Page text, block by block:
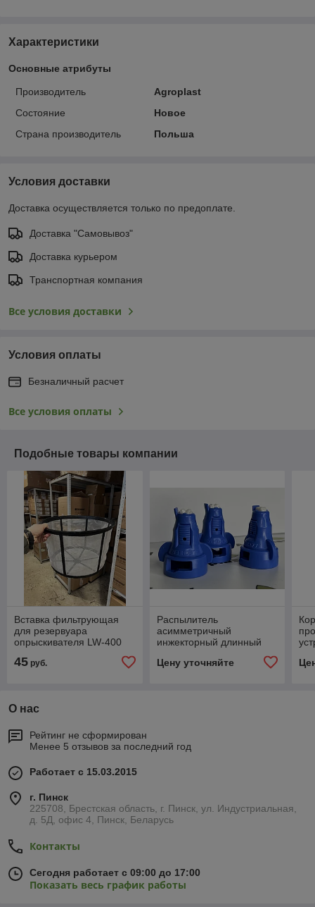
Характеристики
Основные атрибуты
Производитель
Agroplast
Состояние
Новое
Страна производитель
Польша
Условия доставки
Доставка осуществляется только по предоплате.
Доставка "Самовывоз"
Доставка курьером
Транспортная компания
Все условия доставки
Условия оплаты
Безналичный расчет
Все условия оплаты
Подобные товары компании
Вставка фильтрующая
для резервуара
опрыскивателя LW-400
45 руб.
Распылитель
асимметричный
инжекторный длинный
двухфакельный IDTA 120-
03 С
Цену уточняйте
О нас
Рейтинг не сформирован
Менее 5 отзывов за последний год
Работает с 15.03.2015
г. Пинск
225708, Брестская область, г. Пинск, ул. Индустриальная,
д. 5Д, офис 4, Пинск, Беларусь
Контакты
Сегодня работает с 09:00 до 17:00
Показать весь график работы